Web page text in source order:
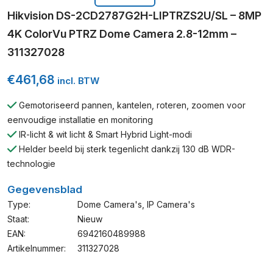
Hikvision DS-2CD2787G2H-LIPTRZS2U/SL – 8MP
4K ColorVu PTRZ Dome Camera 2.8-12mm –
311327028
€461,68 incl. BTW
Gemotoriseerd pannen, kantelen, roteren, zoomen voor
eenvoudige installatie en monitoring
IR-licht & wit licht & Smart Hybrid Light-modi
Helder beeld bij sterk tegenlicht dankzij 130 dB WDR-
technologie
Gegevensblad
Type: Dome Camera's IP Camera's
Staat:
Nieuw
EAN:
6942160489988
Artikelnummer:
311327028